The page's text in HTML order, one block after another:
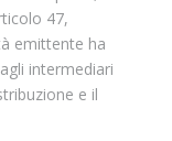
47,
emittente ha
intermediari
e il